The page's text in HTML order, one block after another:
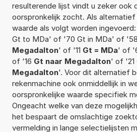
resulterende lijst vindt u zeker ook
oorspronkelijk zocht. Als
waarde als volgt worden
Gt to MDa' of '70 Gt in MDa' of '58
Megadalton' of '11 Gt = MDa' of
of '16 Gt naar Megadalton' of '21
Megadalton'. Voor dit alternatief
rekenmachine ook onmiddellijk in
oorspronkelijke waarde specifiek
Ongeacht welke van deze
het bespaart de omslachtige
vermelding in lange selectielijsten